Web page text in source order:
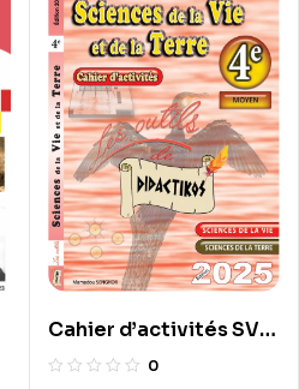
Cahier d’activités SVT
4éme
0